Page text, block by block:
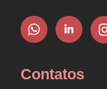
Contatos